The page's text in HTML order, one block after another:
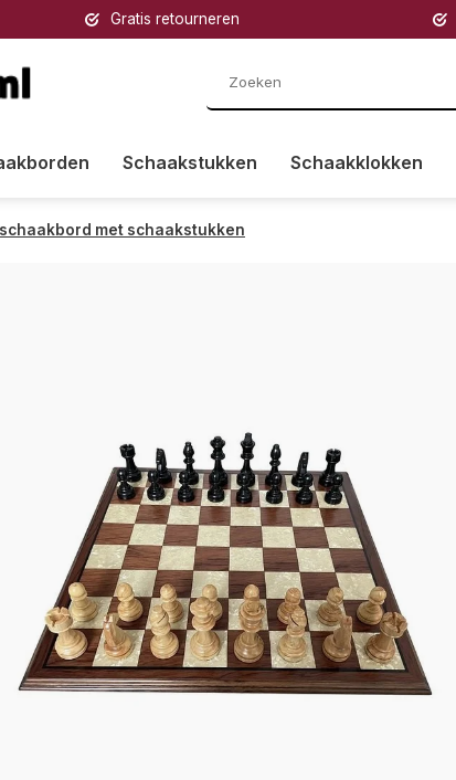
Gratis retourneren
Schaakstukken Schaakklokken
met schaakstukken